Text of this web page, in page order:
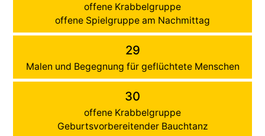
offene Krabbelgruppe
offene Spielgruppe am Nachmittag
29
Malen und Begegnung für geflüchtete Menschen
30
offene Krabbelgruppe
Geburtsvorbereitender Bauchtanz